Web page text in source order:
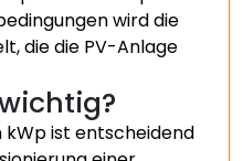
wird die
die die PV-Anlage
kWp ist entscheidend